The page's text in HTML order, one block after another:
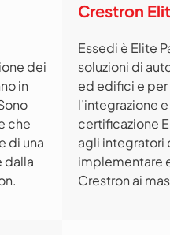
dei
in
che
di una
dalla
Crestron
Essedi è Elite
soluzioni di
ed edifici e
l’integrazione
certificazione
agli integratori
implementare
Crestron ai